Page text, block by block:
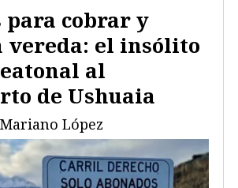
para cobrar y
vereda: el insólito
al
de Ushuaia
Mariano López